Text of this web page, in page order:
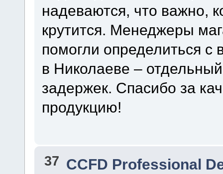
надеваются, что важно,
крутится. Менеджеры
помогли определиться с
в Николаеве –
задержек. Спасибо за
продукцию!
37 CCFD Professional